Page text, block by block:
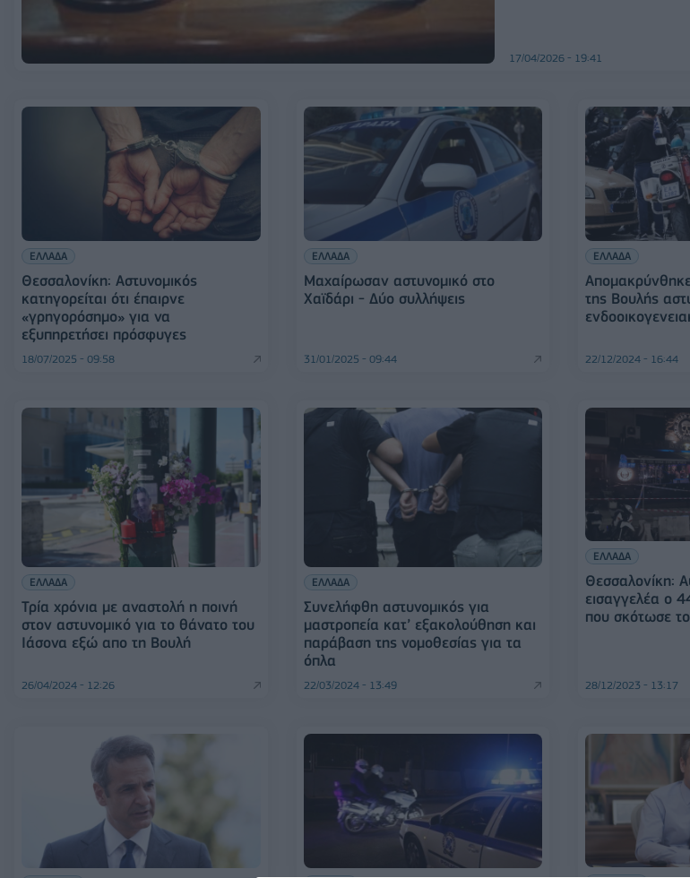
17/04/2026 - 19:41
ΕΛΛΑΔΑ
Θεσσαλονίκη: Αστυνομικός
κατηγορείται ότι έπαιρνε
«γρηγορόσημο» για να
εξυπηρετήσει πρόσφυγες
18/07/2025 - 09:58
ΕΛΛΑΔΑ
Μαχαίρωσαν αστυνομικό στο
Χαϊδάρι - Δύο συλλήψεις
31/01/2025 - 09:44
ΕΛΛΑΔΑ
της Βουλής
22/12/2024 - 16:44
ΕΛΛΑΔΑ
Τρία χρόνια με αναστολή η ποινή
στον αστυνομικό για το θάνατο του
Ιάσονα εξώ απο τη Βουλή
26/04/2024 - 12:26
ΕΛΛΑΔΑ
Συνελήφθη αστυνομικός για
μαστροπεία κατ’ εξακολούθηση και
παράβαση της νομοθεσίας για τα
όπλα
22/03/2024 - 13:49
ΕΛΛΑΔΑ
Θεσσαλονίκη:
εισαγγελέα ο
που σκότωσε
28/12/2023 - 13:17